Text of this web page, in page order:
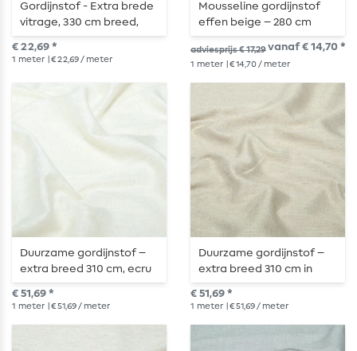
Gordijnstof - Extra brede
vitrage, 330 cm breed,
gevlamd,
champagnekleurig
€ 22,69 *
1 meter | € 22,69 / meter
Mousseline gordijnstof
effen beige – 280 cm
adviesprijs € 17,29vanaf € 14,70 *
1 meter | € 14,70 / meter
Duurzame gordijnstof –
extra breed 310 cm, ecru
gemêleerd
€ 51,69 *
1 meter | € 51,69 / meter
Duurzame gordijnstof –
extra breed 310 cm in
beige-melange
€ 51,69 *
1 meter | € 51,69 / meter